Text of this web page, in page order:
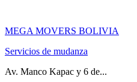
MEGA MOVERS BOLIVIA
Servicios de mudanza
Av. Manco Kapac y 6 de...